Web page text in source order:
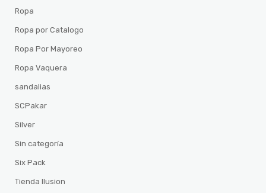
Ropa
Ropa por Catalogo
Ropa Por Mayoreo
Ropa Vaquera
sandalias
SCPakar
Silver
Sin categoría
Six Pack
Tienda Ilusion